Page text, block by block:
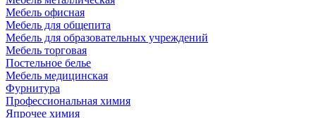
Мебель офисная
Мебель для общепита
Мебель для образовательных учреждений
Мебель торговая
Постельное белье
Мебель медицинская
Фурнитура
Профессиональная химия
Япрочее химия